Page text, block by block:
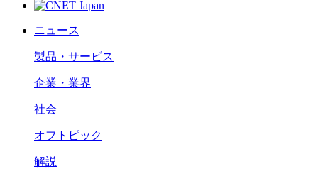
ニュース
製品・サービス
企業・業界
社会
オフトピック
解説